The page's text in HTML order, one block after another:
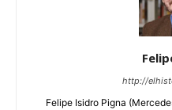
http://
Felipe Isidro Pigna